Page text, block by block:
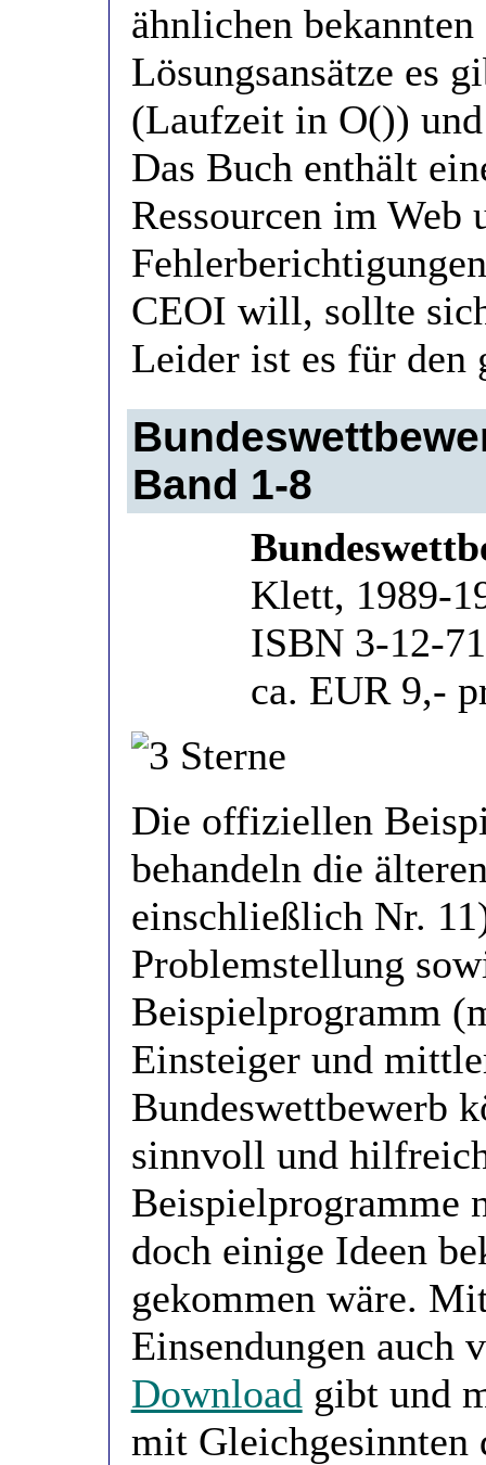
ähnlichen
Lösungsansätze es
(Laufzeit in O())
Das Buch enthält
Ressourcen im Web
CEOI will, sollte
Leider ist es für den
Band 1-8
Klett, 1989-
ISBN 3-12-
ca. EUR 9,-
Die offiziellen
behandeln die
einschließlich Nr.
Problemstellung
Beispielprogramm
Einsteiger und
Bundeswettbewerb
sinnvoll und
Beispielprogramme
doch einige Ideen
gekommen wäre.
Einsendungen auch
Download gibt und
mit Gleichgesinnten